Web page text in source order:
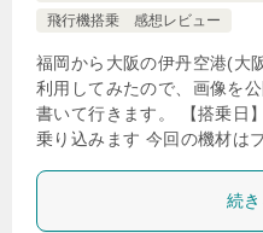
飛行機搭乗 感想レビュー
福岡から大阪の伊丹空港(大
利用してみたので、画像を
書いて行きます。 【搭乗日
乗り込みます 今回の機材は
続